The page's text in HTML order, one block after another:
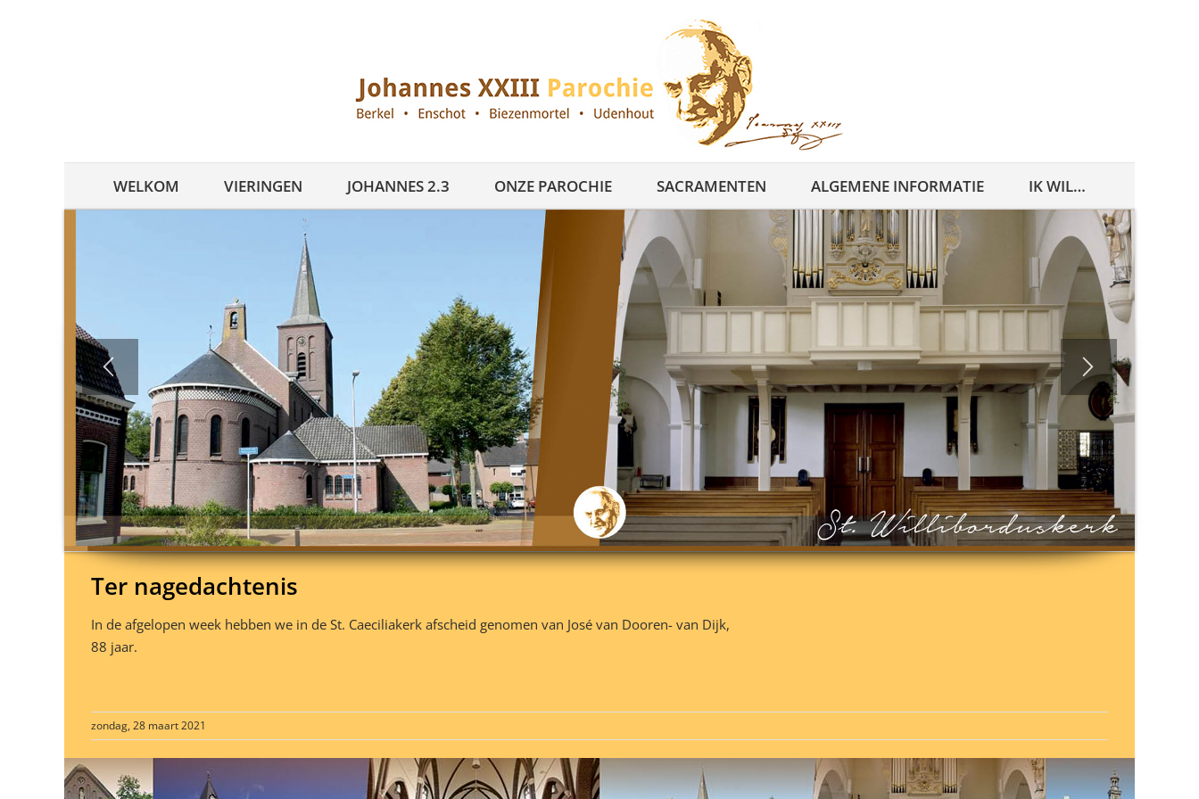
WELKOM VIERINGEN JOHANNES 2.3 ONZE PAROCHIE SACRAMENTEN ALGEMENE INFORMATIE IK WIL…
Ter nagedachtenis
In de afgelopen week hebben we in de St. Caeciliakerk afscheid genomen van José van Dooren- van Dijk,
88 jaar.
zondag, 28 maart 2021